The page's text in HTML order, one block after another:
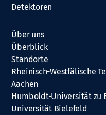
Detektoren
Über uns
Überblick
Standorte
Rheinisch-Westfälische
Aachen
Humboldt-Universität zu
Universität Bielefeld